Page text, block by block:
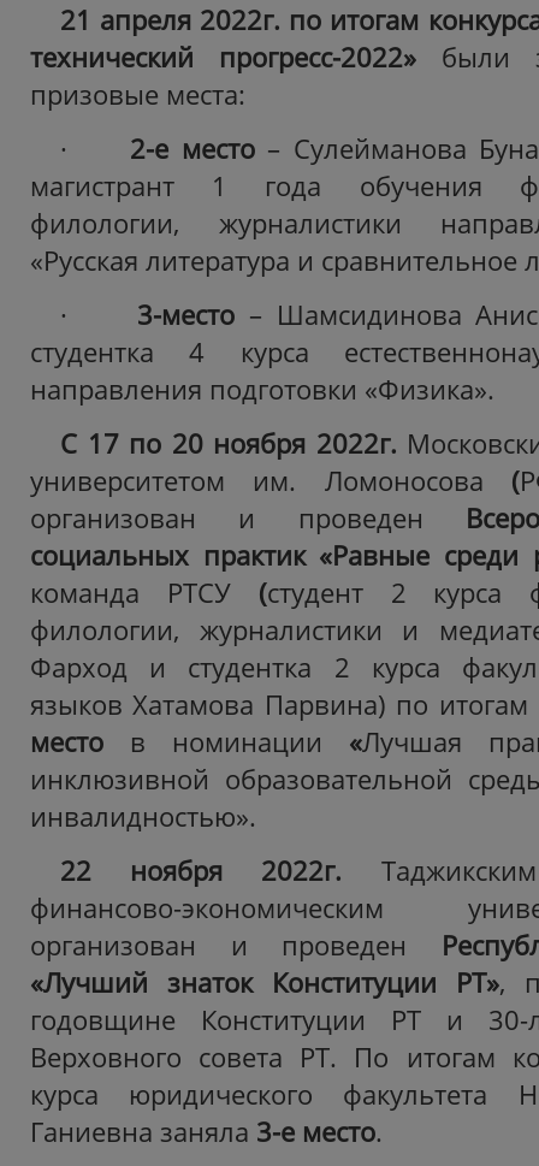
21 апреля 2022г. по итогам
технический прогресс-2022» были
призовые места:
· 2-е место – Сулейманова
магистрант 1 года обучения
филологии, журналистики
«Русская литература и сравнительное
· 3-место – Шамсидинова
студентка 4 курса
направления подготовки «Физика».
С 17 по 20 ноября 2022г.
университетом им. Ломоносова (
организован и проведен
социальных практик «Равные среди
команда РТСУ(студент 2 курса
филологии, журналистики и
Фарход и студентка 2 курса
языков Хатамова Парвина) по итогам
место в номинации «Лучшая
инклюзивной образовательной
инвалидностью».
22 ноября 2022г.
финансово-экономическим
организован и проведен
«Лучший знаток Конституции РТ»,
годовщине Конституции РТ и 30-
Верховного совета РТ. По итогам
курса юридического факультета
Ганиевна заняла 3-е место.